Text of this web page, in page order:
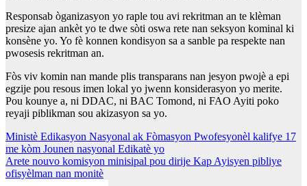
Responsab òganizasyon yo raple tou avi rekritman an te klèman
presize ajan ankèt yo te dwe sòti oswa rete nan seksyon kominal ki
konsène yo. Yo fè konnen kondisyon sa a sanble pa respekte nan
pwosesis rekritman an.
Fòs viv komin nan mande plis transparans nan jesyon pwojè a epi
egzije pou resous imen lokal yo jwenn konsiderasyon yo merite.
Pou kounye a, ni DDAC, ni BAC Tomond, ni FAO Ayiti poko
reyaji piblikman sou akizasyon sa yo.
Navigation
de
l'article
Ministè Edikasyon Nasyonal ak Fòmasyon Pwofesyonèl kalifye 17
me kòm Jounen nasyonal Edikatè yo
Arete nouvo komisyon minisipal pou dirije Kap Ayisyen pibliye
ofisyèlman nan monitè